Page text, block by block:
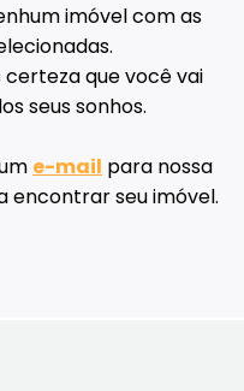
imóvel com as
que você vai
seus sonhos.
e-mail para nossa
encontrar seu imóvel.